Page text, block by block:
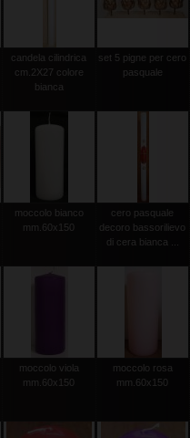
candela cilindrica
cm.2X27 colore
bianca
set 5 pigne per cero
pasquale
moccolo bianco
mm.60x150
cero pasquale
decoro bassorilievo
di cera bianca ...
moccolo viola
mm.60x150
moccolo rosa
mm.60x150